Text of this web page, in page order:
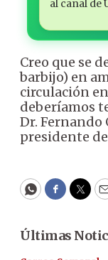
al canal de
Creo que se
barbijo) en
circulación
deberíamos
Dr. Fernando
presidente
WhatsApp
Últimas